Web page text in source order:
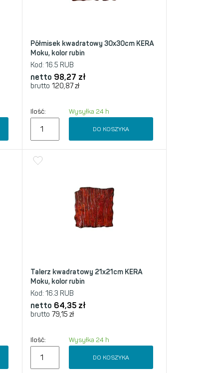
Półmisek kwadratowy 30x30cm KERA
Moku, kolor rubin
Kod: 16.5 RUB
netto 98,27 zł
brutto 120,87zł
Ilość: Wysyłka 24 h
DO KOSZYKA
Talerz kwadratowy 21x21cm KERA
Moku, kolor rubin
Kod: 16.3 RUB
netto 64,35 zł
brutto 79,15 zł
Ilość: Wysyłka 24 h
DO KOSZYKA